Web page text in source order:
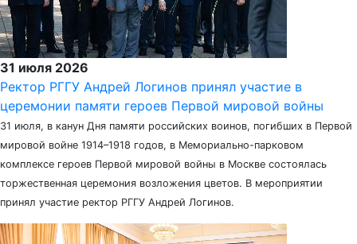
31 июля 2026
Ректор РГГУ Андрей Логинов принял участие в
церемонии памяти героев Первой мировой войны
31 июля, в канун Дня памяти российских воинов, погибших в Первой
мировой войне 1914–1918 годов, в Мемориально-парковом
комплексе героев Первой мировой войны в Москве состоялась
торжественная церемония возложения цветов. В мероприятии
принял участие ректор РГГУ Андрей Логинов.